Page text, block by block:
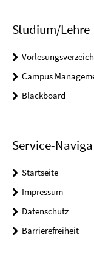
Studium/Lehre
Campus
Blackboard
Service-
Startseite
Impressum
Datenschutz
Barrierefreiheit